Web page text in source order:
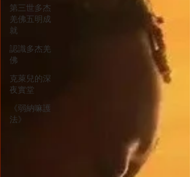
第三世多杰
羌佛五明成
就
認識多杰羌
佛
克萊兒的深
夜實堂
《弱納嘛護
法》